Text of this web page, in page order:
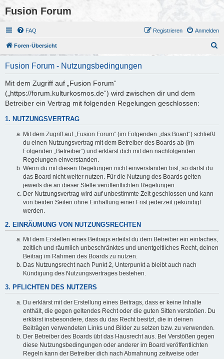
Fusion Forum
FAQ Anmelden
Registrieren
Foren-Übersicht
Fusion Forum - Nutzungsbedingungen
Mit dem Zugriff auf „Fusion Forum“
(„https://forum.kulturkosmos.de“) wird zwischen dir und dem
Betreiber ein Vertrag mit folgenden Regelungen geschlossen:
1. NUTZUNGSVERTRAG
Mit dem Zugriff auf „Fusion Forum“ (im Folgenden „das Board“) schließt
du einen Nutzungsvertrag mit dem Betreiber des Boards ab (im
Folgenden „Betreiber“) und erklärst dich mit den nachfolgenden
Regelungen einverstanden.
Wenn du mit diesen Regelungen nicht einverstanden bist, so darfst du
das Board nicht weiter nutzen. Für die Nutzung des Boards gelten
jeweils die an dieser Stelle veröffentlichten Regelungen.
Der Nutzungsvertrag wird auf unbestimmte Zeit geschlossen und kann
von beiden Seiten ohne Einhaltung einer Frist jederzeit gekündigt
werden.
2. EINRÄUMUNG VON NUTZUNGSRECHTEN
Mit dem Erstellen eines Beitrags erteilst du dem Betreiber ein einfaches,
zeitlich und räumlich unbeschränktes und unentgeltliches Recht, deinen
Beitrag im Rahmen des Boards zu nutzen.
Das Nutzungsrecht nach Punkt 2, Unterpunkt a bleibt auch nach
Kündigung des Nutzungsvertrages bestehen.
3. PFLICHTEN DES NUTZERS
Du erklärst mit der Erstellung eines Beitrags, dass er keine Inhalte
enthält, die gegen geltendes Recht oder die guten Sitten verstoßen. Du
erklärst insbesondere, dass du das Recht besitzt, die in deinen
Beiträgen verwendeten Links und Bilder zu setzen bzw. zu verwenden.
Der Betreiber des Boards übt das Hausrecht aus. Bei Verstößen gegen
diese Nutzungsbedingungen oder anderer im Board veröffentlichten
Regeln kann der Betreiber dich nach Abmahnung zeitweise oder